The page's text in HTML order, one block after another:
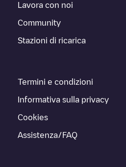
Lavora con noi
Community
Stazioni di ricarica
Termini e condizioni
Informativa sulla privacy
Cookies
Assistenza/FAQ